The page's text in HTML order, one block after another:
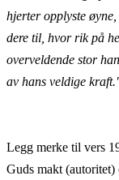
hjerter opplyste
dere til, hvor rik på
overveldende stor
av hans veldige
Legg merke til vers
Guds makt (autoritet)